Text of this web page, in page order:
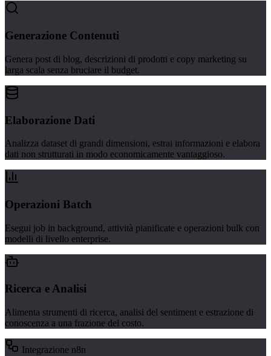
Generazione Contenuti
Genera post di blog, descrizioni di prodotti e copy marketing su
larga scala senza bruciare il budget.
Elaborazione Dati
Analizza dataset di grandi dimensioni, estrai informazioni e elabora
dati non strutturati in modo economicamente vantaggioso.
Operazioni Batch
Esegui job in background, attività pianificate e operazioni bulk con
modelli di livello enterprise.
Ricerca e Analisi
Alimenta strumenti di ricerca, analisi del sentiment e estrazione di
conoscenza a una frazione del costo.
Integrazione n8n